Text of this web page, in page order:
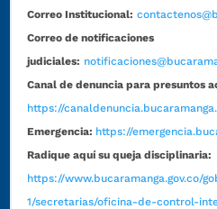
Correo Institucional:
Correo de notificaciones
judiciales:
Canal de denuncia para presuntos
https://
Emergencia: https://
Radique aquí su queja disciplinaria:
https://www.bucaramanga.gov.co/
1/secretarias/oficina-de-control-